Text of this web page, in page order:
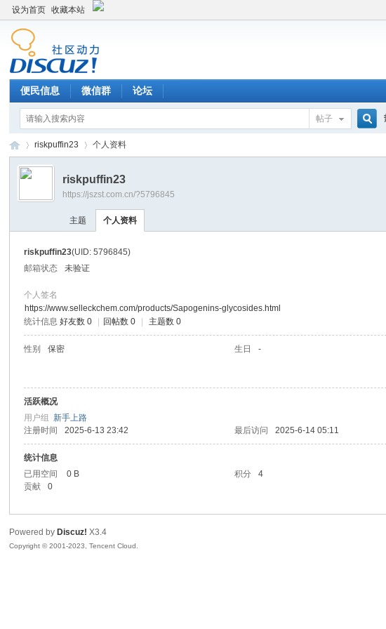
设为首页 收藏本站
便民信息 微信群 论坛
帖子
›
riskpuffin23 个人资料
riskpuffin23
https://jszst.com.cn/?5796845
主题 个人资料
riskpuffin23(UID: 5796845)
邮箱状态
未验证
个人签名
https://www.selleckchem.com/products/Sapogenins-glycosides.html
统计信息 好友数 0 回帖数 0 主题数 0
性别 保密 生日 -
活跃概况
用户组新手上路
注册时间
2025-6-13 23:42 最后访问 2025-6-14 05:11
统计信息
已用空间
0 B 积分 4
贡献
0
Powered by Discuz! X3.4
Copyright © 2001-2023, Tencent Cloud.